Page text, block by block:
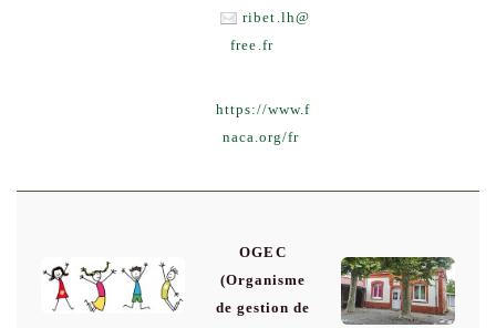
ribet.lh@
free.fr
https://www.f
naca.org/fr
OGEC
(Organisme
de gestion de